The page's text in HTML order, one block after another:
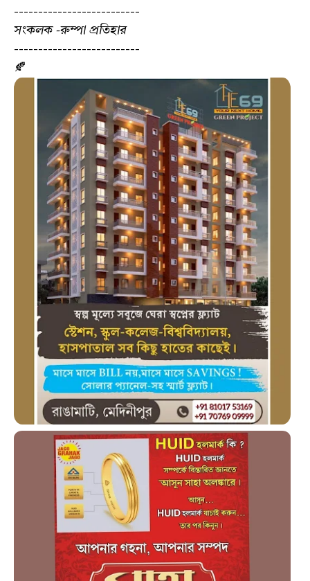
--------------------------
সংকলক -রুম্পা প্রতিহার
--------------------------
🍂